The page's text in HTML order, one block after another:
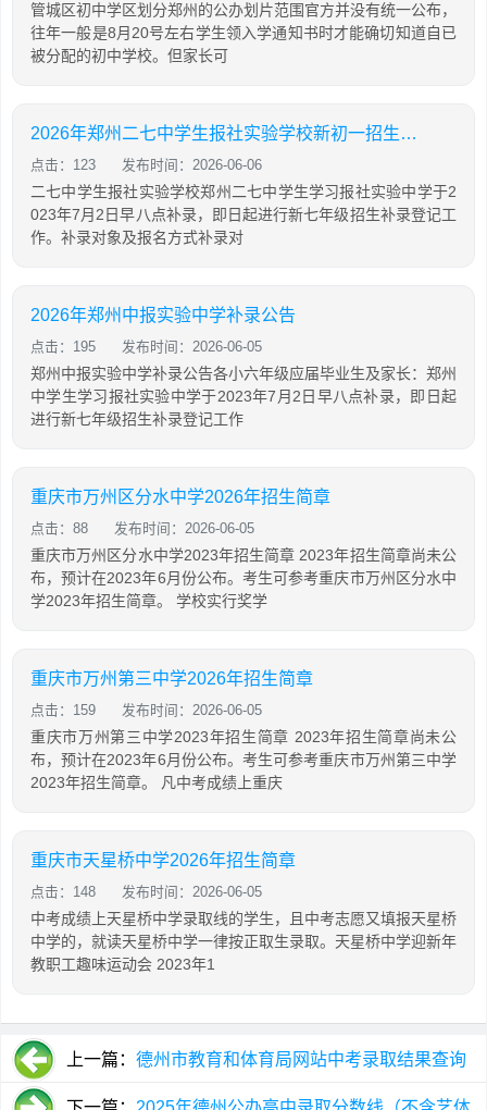
管城区初中学区划分郑州的公办划片范围官方并没有统一公布，
往年一般是8月20号左右学生领入学通知书时才能确切知道自已
被分配的初中学校。但家长可
2026年郑州二七中学生报社实验学校新初一招生补录登记公告
点击：123 发布时间：2026-06-06
二七中学生报社实验学校郑州二七中学生学习报社实验中学于2
023年7月2日早八点补录，即日起进行新七年级招生补录登记工
作。补录对象及报名方式补录对
2026年郑州中报实验中学补录公告
点击：195 发布时间：2026-06-05
郑州中报实验中学补录公告各小六年级应届毕业生及家长：郑州
中学生学习报社实验中学于2023年7月2日早八点补录，即日起
进行新七年级招生补录登记工作
重庆市万州区分水中学2026年招生简章
点击：88 发布时间：2026-06-05
重庆市万州区分水中学2023年招生简章 2023年招生简章尚未公
布，预计在2023年6月份公布。考生可参考重庆市万州区分水中
学2023年招生简章。 学校实行奖学
重庆市万州第三中学2026年招生简章
点击：159 发布时间：2026-06-05
重庆市万州第三中学2023年招生简章 2023年招生简章尚未公
布，预计在2023年6月份公布。考生可参考重庆市万州第三中学
2023年招生简章。 凡中考成绩上重庆
重庆市天星桥中学2026年招生简章
点击：148 发布时间：2026-06-05
中考成绩上天星桥中学录取线的学生，且中考志愿又填报天星桥
中学的，就读天星桥中学一律按正取生录取。天星桥中学迎新年
教职工趣味运动会 2023年1
上一篇： 德州市教育和体育局网站中考录取结果查询
网址入口